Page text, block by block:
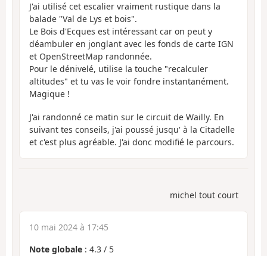
J'ai utilisé cet escalier vraiment rustique dans la
balade "Val de Lys et bois".
Le Bois d'Ecques est intéressant car on peut y
déambuler en jonglant avec les fonds de carte IGN
et OpenStreetMap randonnée.
Pour le dénivelé, utilise la touche "recalculer
altitudes" et tu vas le voir fondre instantanément.
Magique !
J'ai randonné ce matin sur le circuit de Wailly. En
suivant tes conseils, j'ai poussé jusqu' à la Citadelle
et c'est plus agréable. J'ai donc modifié le parcours.
michel tout court
10 mai 2024 à 17:45
Note globale : 4.3 / 5